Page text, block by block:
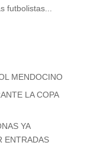
futbolistas...
MENDOCINO
LA COPA
YA
ENTRADAS